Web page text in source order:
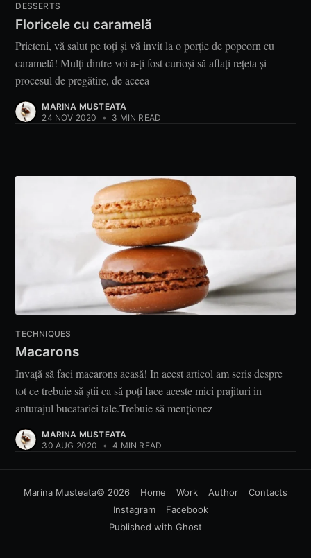
DESSERTS
Floricele cu caramelă
Prieteni, vă salut pe toți și vă invit la o porție de popcorn cu
caramelă! Mulți dintre voi a-ți fost curioși să aflați rețeta și
procesul de pregătire, de aceea
MARINA MUSTEATA
24 NOV 2020
• 3 MIN READ
TECHNIQUES
Macarons
Invață să faci macarons acasă! In acest articol am scris despre
tot ce trebuie să știi ca să poți face aceste mici prajituri in
anturajul bucatariei tale.Trebuie să menționez
MARINA MUSTEATA
30 AUG 2020
• 4 MIN READ
Marina Musteata© 2026 Home Work Author
Contacts
Instagram
Facebook
Published with Ghost